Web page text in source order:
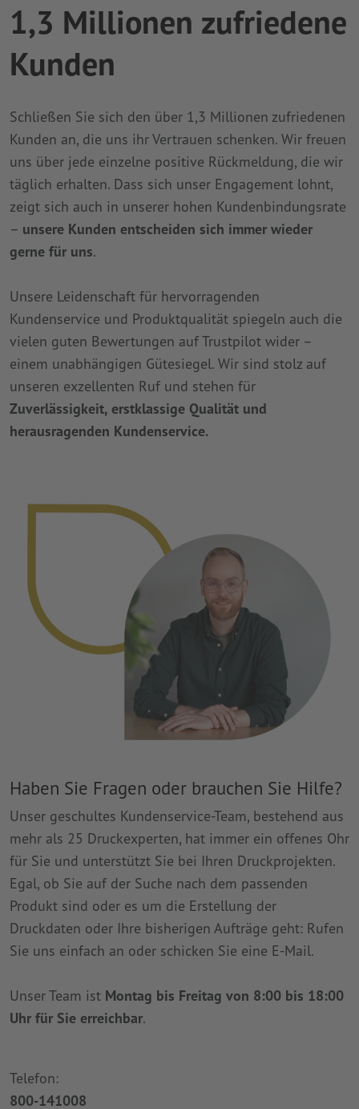
1,3 Millionen zufriedene
Kunden
Schließen Sie sich den über 1,3 Millionen zufriedenen
Kunden an, die uns ihr Vertrauen schenken. Wir freuen
uns über jede einzelne positive Rückmeldung, die wir
täglich erhalten. Dass sich unser Engagement lohnt,
zeigt sich auch in unserer hohen Kundenbindungsrate
– unsere Kunden entscheiden sich immer wieder
gerne für uns.
Unsere Leidenschaft für hervorragenden
Kundenservice und Produktqualität spiegeln auch die
vielen guten Bewertungen auf Trustpilot wider –
einem unabhängigen Gütesiegel. Wir sind stolz auf
unseren exzellenten Ruf und stehen für
Zuverlässigkeit, erstklassige Qualität und
herausragenden Kundenservice.
Haben Sie Fragen oder brauchen Sie Hilfe?
Unser geschultes Kundenservice-Team, bestehend aus
mehr als 25 Druckexperten, hat immer ein offenes Ohr
für Sie und unterstützt Sie bei Ihren Druckprojekten.
Egal, ob Sie auf der Suche nach dem passenden
Produkt sind oder es um die Erstellung der
Druckdaten oder Ihre bisherigen Aufträge geht: Rufen
Sie uns einfach an oder schicken Sie eine E-Mail.
Unser Team ist Montag bis Freitag von 8:00 bis 18:00
Uhr für Sie erreichbar.
Telefon:
800-141008